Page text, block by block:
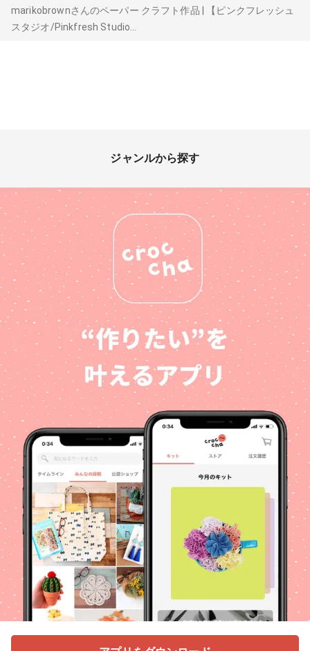
marikobrownさんのペーパー クラフト作品 | 【ピンクフレッシュ
スタジオ/Pinkfresh Studio...
ジャンルから探す